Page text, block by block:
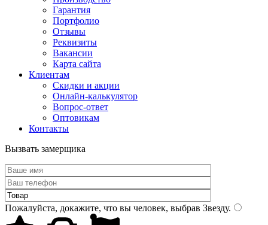
Гарантия
Портфолио
Отзывы
Реквизиты
Вакансии
Карта сайта
Клиентам
Скидки и акции
Онлайн-калькулятор
Вопрос-ответ
Оптовикам
Контакты
Вызвать замерщика
Пожалуйста, докажите, что вы человек, выбрав Звезду.